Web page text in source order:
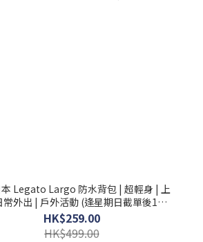
Legato Largo 防水背包 | 超輕身 | 上
常外出 | 戶外活動 (逢星期日截單後14-
21個工作天發貨)
HK$259.00
HK$499.00